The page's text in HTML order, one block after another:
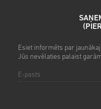
Esiet informēts par
Jūs nevēlaties palaist